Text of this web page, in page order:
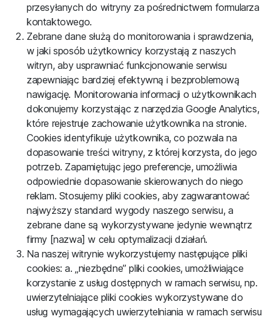
przesyłanych do witryny za pośrednictwem formularza
kontaktowego.
Zebrane dane służą do monitorowania i sprawdzenia,
w jaki sposób użytkownicy korzystają z naszych
witryn, aby usprawniać funkcjonowanie serwisu
zapewniając bardziej efektywną i bezproblemową
nawigację. Monitorowania informacji o użytkownikach
dokonujemy korzystając z narzędzia Google Analytics,
które rejestruje zachowanie użytkownika na stronie.
Cookies identyfikuje użytkownika, co pozwala na
dopasowanie treści witryny, z której korzysta, do jego
potrzeb. Zapamiętując jego preferencje, umożliwia
odpowiednie dopasowanie skierowanych do niego
reklam. Stosujemy pliki cookies, aby zagwarantować
najwyższy standard wygody naszego serwisu, a
zebrane dane są wykorzystywane jedynie wewnątrz
firmy [nazwa] w celu optymalizacji działań.
Na naszej witrynie wykorzystujemy następujące pliki
cookies: a. „niezbędne” pliki cookies, umożliwiające
korzystanie z usług dostępnych w ramach serwisu, np.
uwierzytelniające pliki cookies wykorzystywane do
usług wymagających uwierzytelniania w ramach serwisu